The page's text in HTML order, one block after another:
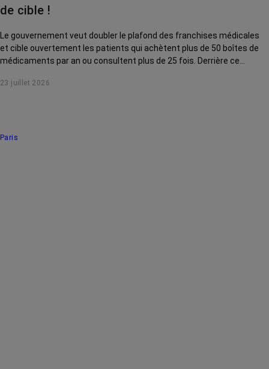
de cible !
Le gouvernement veut doubler le plafond des franchises médicales
et cible ouvertement les patients qui achètent plus de 50 boîtes de
médicaments par an ou consultent plus de 25 fois. Derrière ce
chroniques, et en premier lieu les personnes touchées par un cancer,
23 juillet 2026
Paris